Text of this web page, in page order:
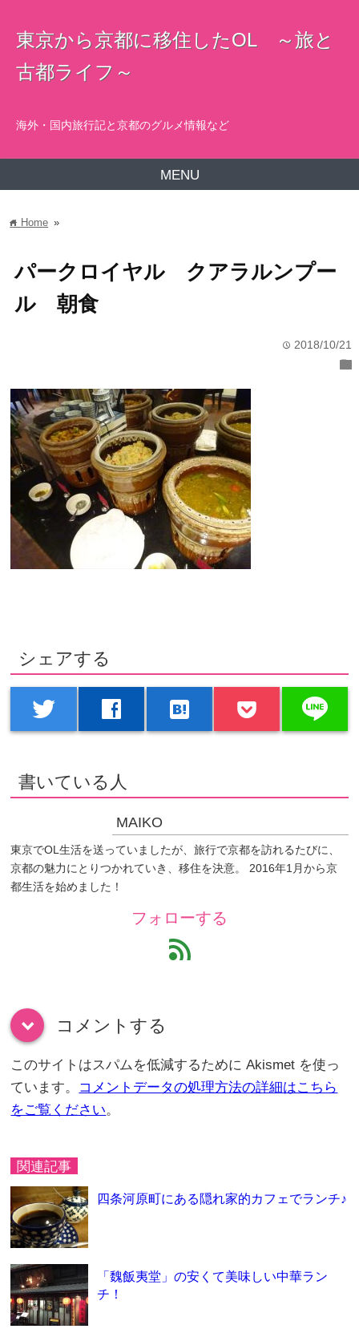
東京から京都に移住したOL ～旅と
古都ライフ～
海外・国内旅行記と京都のグルメ情報など
MENU
home Home »
パークロイヤル クアラルンプー
ル 朝食
time 2018/10/21
folder
シェアする
twitter facebook hatenabookmark line
書いている人
MAIKO
東京でOL生活を送っていましたが、旅行で京都を訪れるたびに、
京都の魅力にとりつかれていき、移住を決意。 2016年1月から京
都生活を始めました！
フォローする
feed
down コメントする
このサイトはスパムを低減するために Akismet を使っ
ています。 コメントデータの処理方法の詳細はこちら
をご覧ください。
関連記事
四条河原町にある隠れ家的カフェでランチ♪
「魏飯夷堂」の安くて美味しい中華ラン
チ！